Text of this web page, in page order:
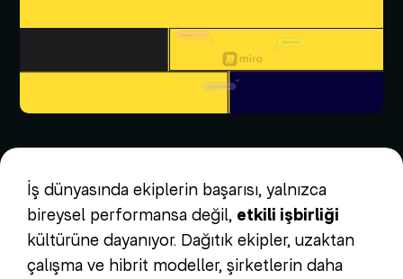
İş dünyasında ekiplerin başarısı, yalnızca
bireysel performansa değil, etkili işbirliği
kültürüne dayanıyor. Dağıtık ekipler, uzaktan
çalışma ve hibrit modeller, şirketlerin daha